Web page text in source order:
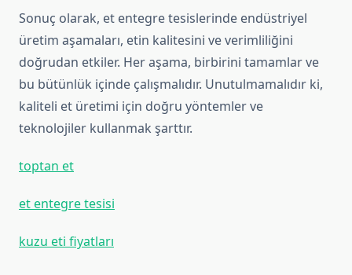
Sonuç olarak, et entegre tesislerinde endüstriyel
üretim aşamaları, etin kalitesini ve verimliliğini
doğrudan etkiler. Her aşama, birbirini tamamlar ve
bu bütünlük içinde çalışmalıdır. Unutulmamalıdır ki,
kaliteli et üretimi için doğru yöntemler ve
teknolojiler kullanmak şarttır.
toptan et
et entegre tesisi
kuzu eti fiyatları